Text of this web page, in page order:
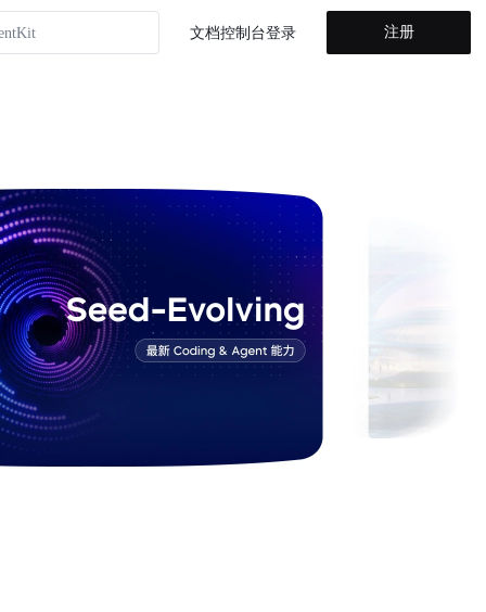
方舟
计划
文档控制台登录 注册